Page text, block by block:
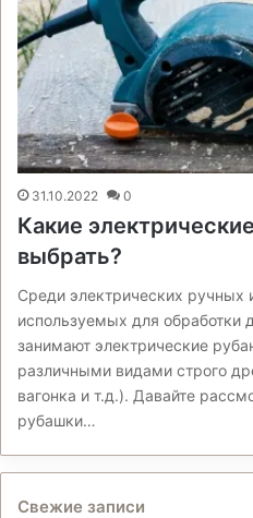
31.10.2022 0
Какие
выбрать?
Среди электрических ручных
используемых для обработки
занимают электрические
различными видами строго
вагонка и т.д.). Давайте
рубашки…
Свежие записи